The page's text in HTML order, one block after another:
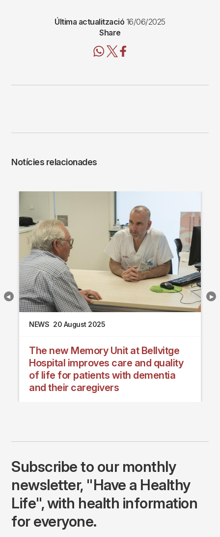
Última actualització 16/06/2025
Share
Notícies relacionades
NEWS 20 August 2025
The new Memory Unit at Bellvitge
Hospital improves care and quality
of life for patients with dementia
and their caregivers
Subscribe to our monthly
newsletter, "Have a Healthy
Life", with health information
for everyone.